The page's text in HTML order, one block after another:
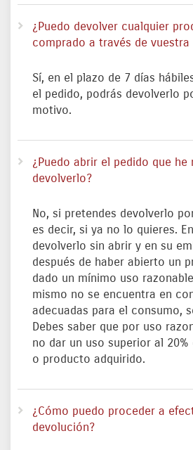
¿Puedo devolver cualquier
comprado a través de vuestra
Sí, en el plazo de 7 días
el pedido, podrás devolverlo
motivo.
¿Puedo abrir el pedido que
devolverlo?
No, si pretendes devolverlo
es decir, si ya no lo quieres.
devolverlo sin abrir y en su
después de haber abierto un
dado un mínimo uso
mismo no se encuentra en
adecuadas para el consumo,
Debes saber que por uso
no dar un uso superior al
o producto adquirido.
¿Cómo puedo proceder a
devolución?